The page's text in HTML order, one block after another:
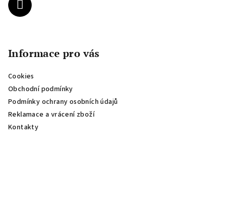
Informace pro vás
Cookies
Obchodní podmínky
Podmínky ochrany osobních údajů
Reklamace a vrácení zboží
Kontakty